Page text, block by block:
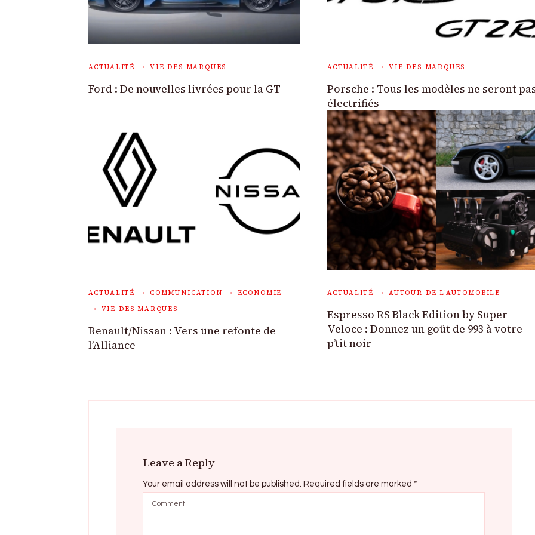
ACTUALITÉ VIE DES MARQUES
Ford : De nouvelles livrées pour la GT
ACTUALITÉ VIE DES MARQUES
Porsche : Tous les modèles ne seront
électrifiés
ACTUALITÉ COMMUNICATION
ECONOMIE
VIE DES MARQUES
Renault/Nissan : Vers une refonte de
l’Alliance
ACTUALITÉ AUTOUR DE L'AUTOMOBILE
Espresso RS Black Edition by Super
Veloce : Donnez un goût de 993 à votre
p’tit noir
Leave a Reply
Your email address will not be published. Required fields are marked *